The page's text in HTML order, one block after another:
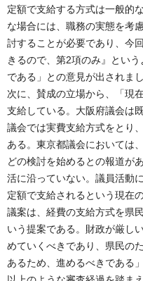
定額で支給する方式は一般的
な場合には、職務の実態を考
討することが必要であり、今
きるので、第2項のみ』とい
である」との意見が出されまし
次に、賛成の立場から、「現
支給している。大阪府議会は
議会では実費支給方式をとり
ある。東京都議会においては
どの検討を始めるとの報道が
活に沿っていない。議員活動
定額で支給されるという現在
議案は、経費の支給方式を県
いう提案である。財政が厳し
めていくべきであり、県民の
あるため、進めるべきである